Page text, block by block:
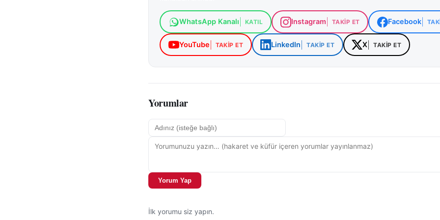
WhatsApp Kanalı KATIL Instagram TAKIP ET Facebook
YouTube TAKIP ET LinkedIn TAKIP ET X TAKIP ET
Yorumlar
Yorum Yap
İlk yorumu siz yapın.